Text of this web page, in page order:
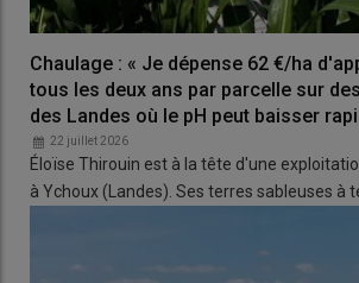
Chaulage : « Je dépense 62 €/ha
tous les deux ans par parcelle sur
des Landes où le pH peut baisser
22 juillet 2026
Éloïse Thirouin est à la tête d'une
à Ychoux (Landes). Ses terres sableuses à